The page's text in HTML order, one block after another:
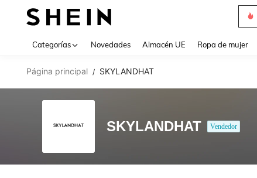
Categorías Novedades Almacén UE Ropa de mujer
Página principal / SKYLANDHAT
SKYLANDHAT Vendedor